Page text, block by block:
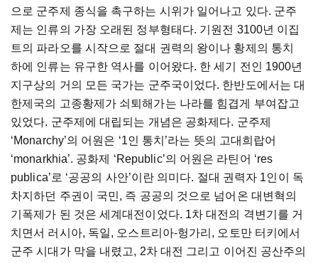
으로 군주제 종식을 촉구하는 시위가 일어나고 있다. 군주
제는 인류의 가장 오래된 정부형태다. 기원전 3100년 이집
트의 파라오를 시작으로 절대 권력의 왕이나 황제의 통치
하에 인류는 유구한 역사를 이어왔다. 한 세기 전인 1900년
지구상의 거의 모든 국가는 군주국이었다. 한반도에서는 대
한제국의 고종황제가 쇠퇴해가는 나라를 힘겹게 부여잡고
있었다. 군주제에 대립되는 개념은 공화제다. 군주제
‘Monarchy’의 어원은 ‘1인 통치’라는 뜻의 고대희랍어
‘monarkhia’. 공화제 ‘Republic’의 어원은 라틴어 ‘res
publica’로 ‘공공의 사안’이란 의미다. 절대 권력자 1인이 독
차지하던 주권이 국민, 즉 공공의 것으로 넘어온 대변혁의
기폭제가 된 것은 세계대전이었다. 1차 대전의 격변기를 거
치면서 러시아, 독일, 오스트리아-헝가리, 오토만 터키에서
군주 시대가 막을 내렸고, 2차 대전 그리고 이어진 공산주의